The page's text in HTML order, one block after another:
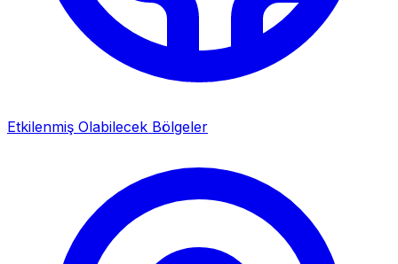
Etkilenmiş Olabilecek Bölgeler